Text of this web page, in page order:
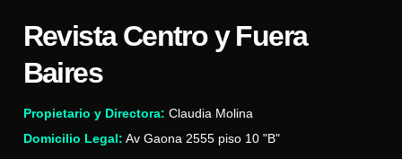
Revista Centro y Fuera
Baires
Propietario y Directora: Claudia Molina
Domicilio Legal: Av Gaona 2555 piso 10 "B"